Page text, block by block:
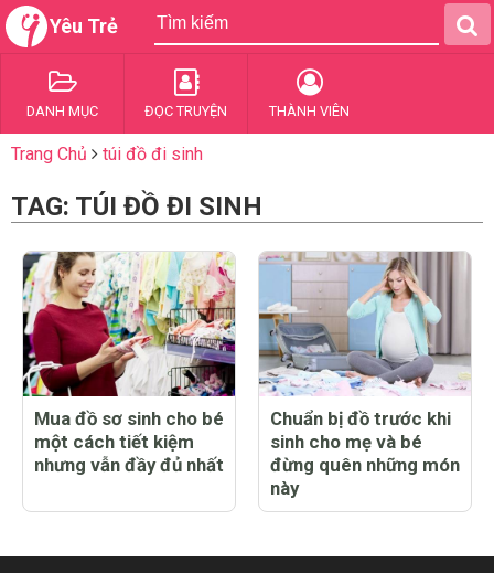
Yêu Trẻ
DANH MỤC ĐỌC TRUYỆN THÀNH VIÊN
Trang Chủ túi đồ đi sinh
TAG: TÚI ĐỒ ĐI SINH
Mua đồ sơ sinh cho bé
một cách tiết kiệm
nhưng vẫn đầy đủ nhất
Chuẩn bị đồ trước khi
sinh cho mẹ và bé
đừng quên những món
này